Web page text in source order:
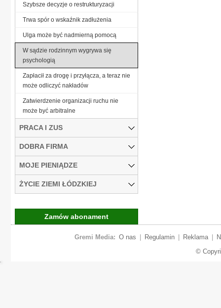
Szybsze decyzje o restrukturyzacji
Trwa spór o wskaźnik zadłużenia
Ulga może być nadmierną pomocą
W sądzie rodzinnym wygrywa się
psychologią
Zapłacił za drogę i przyłącza, a teraz nie
może odliczyć nakładów
Zatwierdzenie organizacji ruchu nie
może być arbitralne
PRACA I ZUS
DOBRA FIRMA
MOJE PIENIĄDZE
ŻYCIE ZIEMI ŁÓDZKIEJ
Zamów abonament
Gremi Media: O nas Regulamin Reklama
©